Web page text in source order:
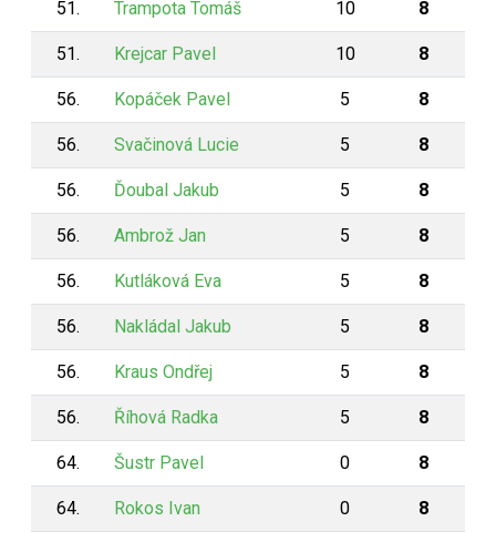
51. Trampota Tomáš 10 8
51. Krejcar Pavel 10 8
56. Kopáček Pavel 5 8
56. Svačinová Lucie 5 8
56. Ďoubal Jakub 5 8
56. Ambrož Jan 5 8
56. Kutláková Eva 5 8
56. Nakládal Jakub 5 8
56. Kraus Ondřej 5 8
56. Říhová Radka 5 8
64. Šustr Pavel 0 8
64. Rokos Ivan 0 8